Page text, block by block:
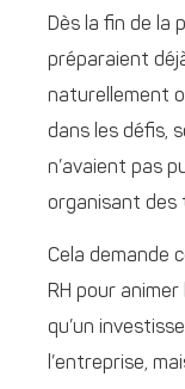
Dès la fin de la
préparaient
naturellement
dans les défis,
n’avaient pas
organisant des
Cela demande
RH pour
qu’un
l’entreprise,